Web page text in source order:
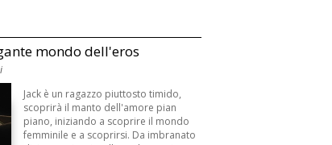
mondo dell'eros
Jack è un ragazzo piuttosto timido,
scoprirà il manto dell'amore pian
piano, iniziando a scoprire il mondo
femminile e a scoprirsi. Da imbranato